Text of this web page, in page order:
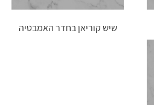
שיש קוריאן בחדר האמבטיה